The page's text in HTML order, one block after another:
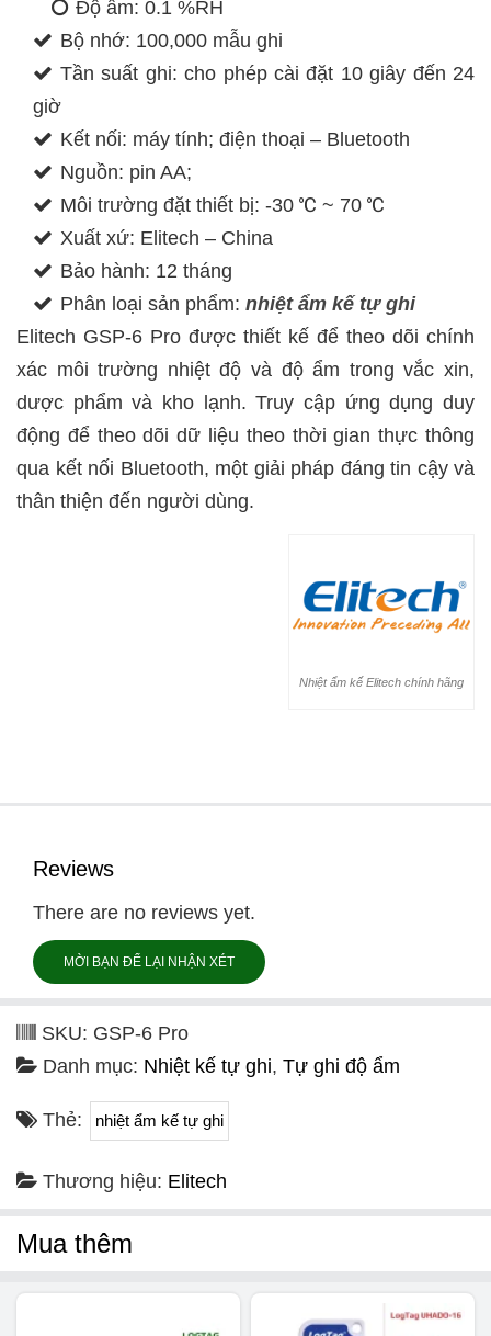
Độ ẩm: 0.1 %RH
Bộ nhớ: 100,000 mẫu ghi
Tần suất ghi: cho phép cài đặt 10 giây đến 24
giờ
Kết nối: máy tính; điện thoại – Bluetooth
Nguồn: pin AA;
Môi trường đặt thiết bị: -30 ℃ ~ 70 ℃
Xuất xứ: Elitech – China
Bảo hành: 12 tháng
Phân loại sản phẩm: nhiệt ẩm kế tự ghi
Elitech GSP-6 Pro được thiết kế để theo dõi chính
xác môi trường nhiệt độ và độ ẩm trong vắc xin,
dược phẩm và kho lạnh. Truy cập ứng dụng duy
động để theo dõi dữ liệu theo thời gian thực thông
qua kết nối Bluetooth, một giải pháp đáng tin cậy và
thân thiện đến người dùng.
Nhiệt ẩm kế Elitech chính hãng
Reviews
There are no reviews yet.
MỜI BẠN ĐỂ LẠI NHẬN XÉT
SKU: GSP-6 Pro
Danh mục: Nhiệt kế tự ghi, Tự ghi độ ẩm
Thẻ: nhiệt ẩm kế tự ghi
Thương hiệu: Elitech
Mua thêm